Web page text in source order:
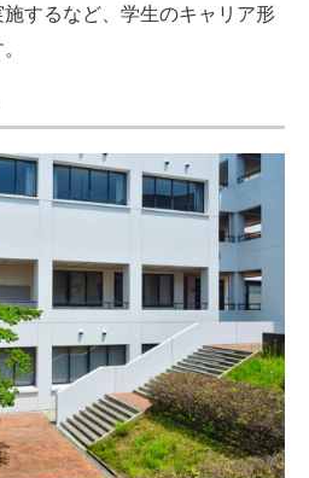
するなど、学生のキャリア形